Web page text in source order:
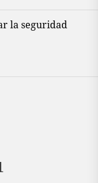
la seguridad